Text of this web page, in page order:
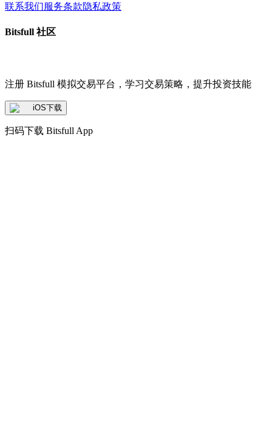
联系我们服务条款隐私政策
Bitsfull 社区
注册 Bitsfull 模拟交易平台，学习交易策略，提升投资技能
iOS下载
扫码下载 Bitsfull App